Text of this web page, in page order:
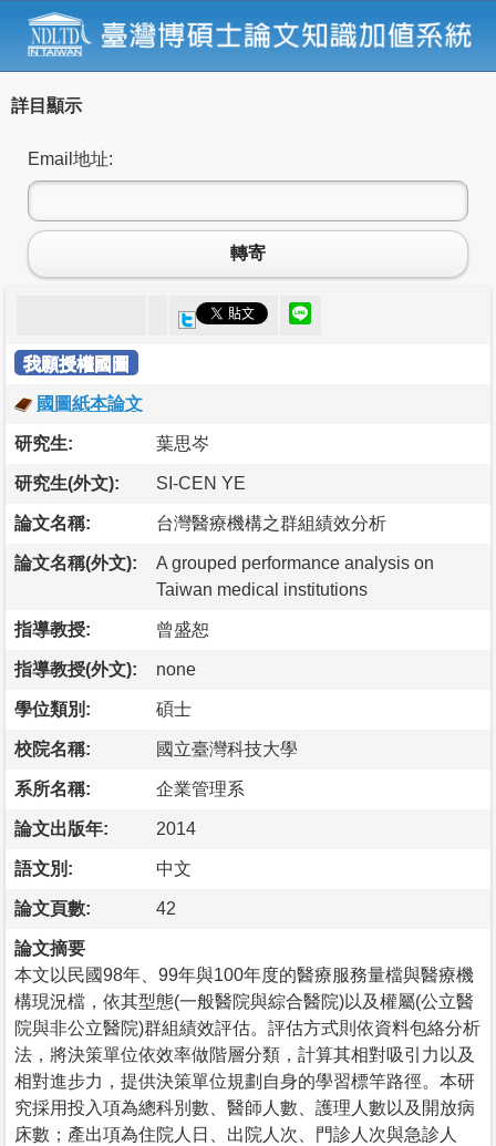
詳目顯示
Email地址:
轉寄
我願授權國圖
國圖紙本論文
研究生: 葉思岑
研究生(外文): SI-CEN YE
論文名稱: 台灣醫療機構之群組績效分析
論文名稱(外文):
A grouped performance analysis on
Taiwan medical institutions
指導教授: 曾盛恕
指導教授(外文): none
學位類別: 碩士
校院名稱: 國立臺灣科技大學
系所名稱: 企業管理系
論文出版年: 2014
語文別: 中文
論文頁數: 42
論文摘要
本文以民國98年、99年與100年度的醫療服務量檔與醫療機
構現況檔，依其型態(一般醫院與綜合醫院)以及權屬(公立醫
院與非公立醫院)群組績效評估。評估方式則依資料包絡分析
法，將決策單位依效率做階層分類，計算其相對吸引力以及
相對進步力，提供決策單位規劃自身的學習標竿路徑。本研
究採用投入項為總科別數、醫師人數、護理人數以及開放病
床數；產出項為住院人日、出院人次、門診人次與急診人